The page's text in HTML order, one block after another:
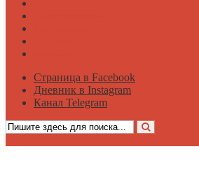
Страница в Facebook
Дневник в Instagram
Канал Telegram